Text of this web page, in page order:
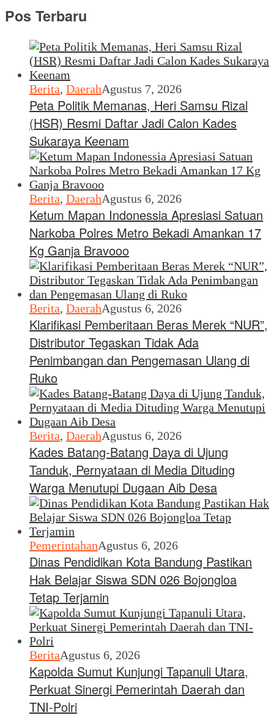
Pos Terbaru
Berita, DaerahAgustus 7, 2026
Peta Politik Memanas, Heri Samsu Rizal
(HSR) Resmi Daftar Jadi Calon Kades
Sukaraya Keenam
Berita, DaerahAgustus 6, 2026
Ketum Mapan Indonessia Apresiasi Satuan
Narkoba Polres Metro Bekadi Amankan 17
Kg Ganja Bravooo
Berita, DaerahAgustus 6, 2026
Klarifikasi Pemberitaan Beras Merek “NUR”,
Distributor Tegaskan Tidak Ada
Penimbangan dan Pengemasan Ulang di
Ruko
Berita, DaerahAgustus 6, 2026
Kades Batang-Batang Daya di Ujung
Tanduk, Pernyataan di Media Dituding
Warga Menutupi Dugaan Aib Desa
PemerintahanAgustus 6, 2026
Dinas Pendidikan Kota Bandung Pastikan
Hak Belajar Siswa SDN 026 Bojongloa
Tetap Terjamin
BeritaAgustus 6, 2026
Kapolda Sumut Kunjungi Tapanuli Utara,
Perkuat Sinergi Pemerintah Daerah dan
TNI-Polri